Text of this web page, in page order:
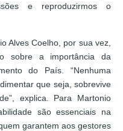
e reproduzirmos o
Alves Coelho, por sua vez,
sobre a importância da
do País. “Nenhuma
que seja, sobrevive
explica. Para Martonio
são essenciais na
garantem aos gestores